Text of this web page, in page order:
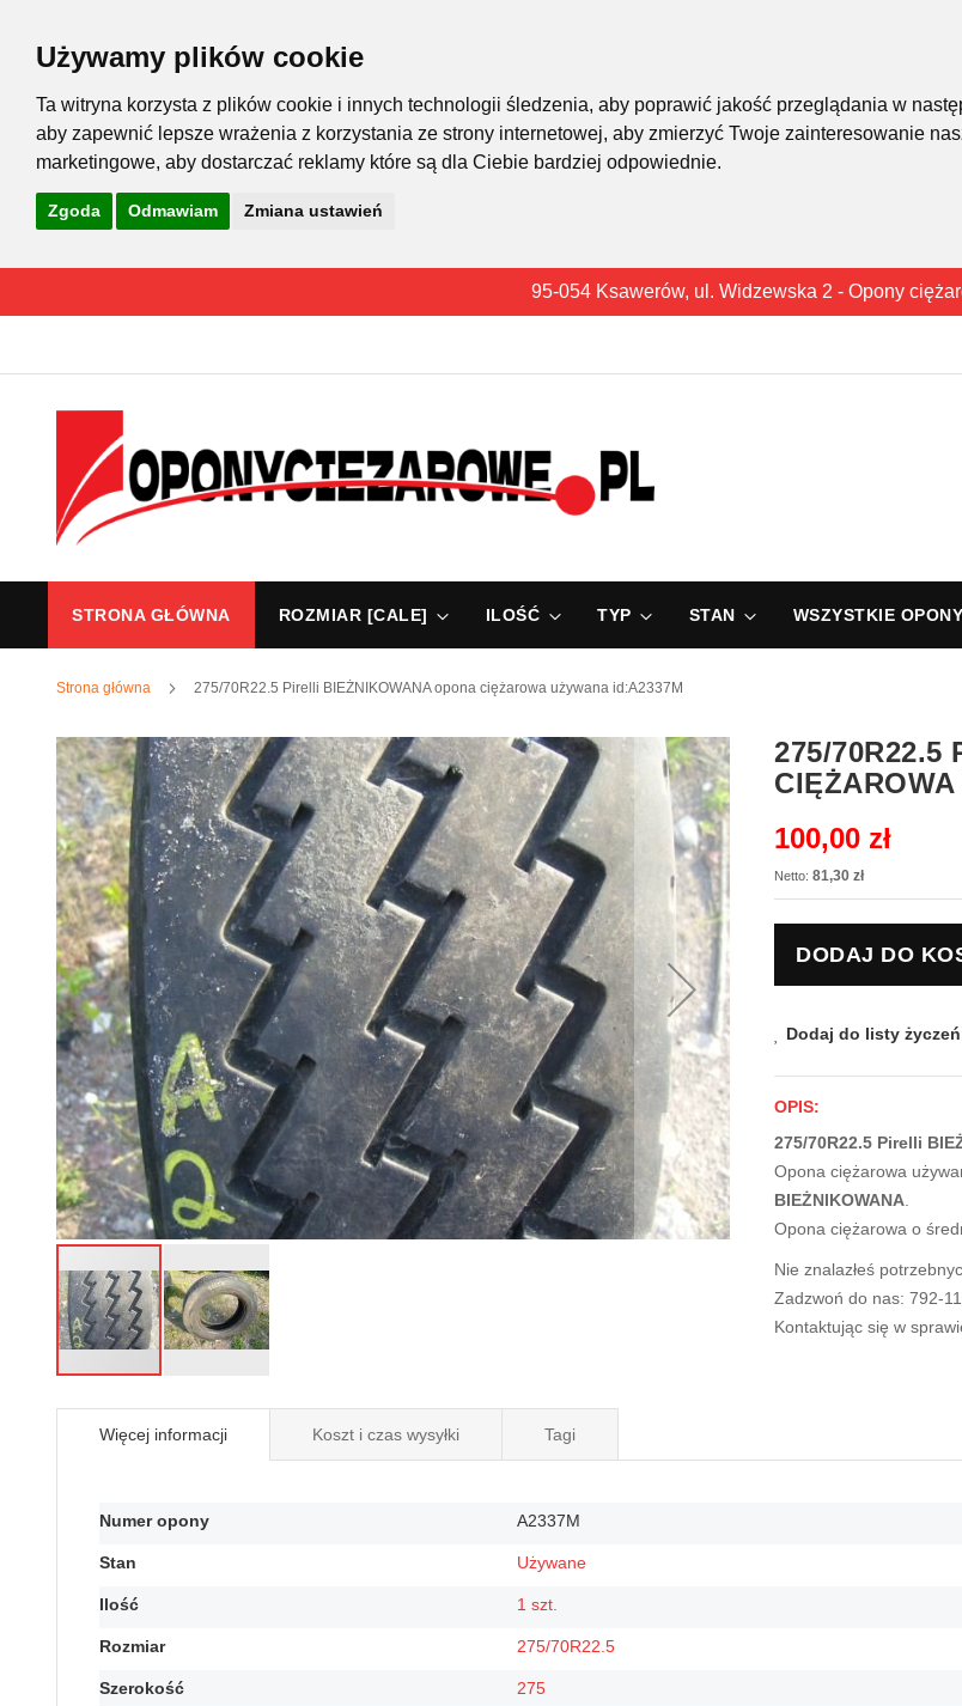
Używamy plików cookie
Ta witryna korzysta z plików cookie i innych technologii śledzenia, aby poprawić jakość przeglądania w
aby zapewnić lepsze wrażenia z korzystania ze strony internetowej, aby zmierzyć Twoje zainteresowanie
marketingowe, aby dostarczać reklamy które są dla Ciebie bardziej odpowiednie.
Zgoda Odmawiam Zmiana ustawień
95-054 Ksawerów, ul. Widzewska 2 - Opony
treści
STRONA GŁÓWNA ROZMIAR [CALE] ILOŚĆ TYP STAN WSZYSTKIE OPONY
Strona główna 275/70R22.5 Pirelli BIEŻNIKOWANA opona ciężarowa używana id:A2337M
Przejdź
na
koniec
galerii
na
początek
275/70R22.5
100,00 zł
81,30 zł
DODAJ DO
Dodaj do listy życzeń
OPIS:
275/70R22.5 Pirelli
Opona ciężarowa
BIEŻNIKOWANA.
Opona ciężarowa o
Nie znalazłeś
Zadzwoń do nas: 792-
Kontaktując się w
Więcej informacji
Więcej
Numer opony A2337M
Stan Używane
Ilość 1 szt.
Rozmiar 275/70R22.5
Szerokość 275
Koszt i czas wysyłki Tagi